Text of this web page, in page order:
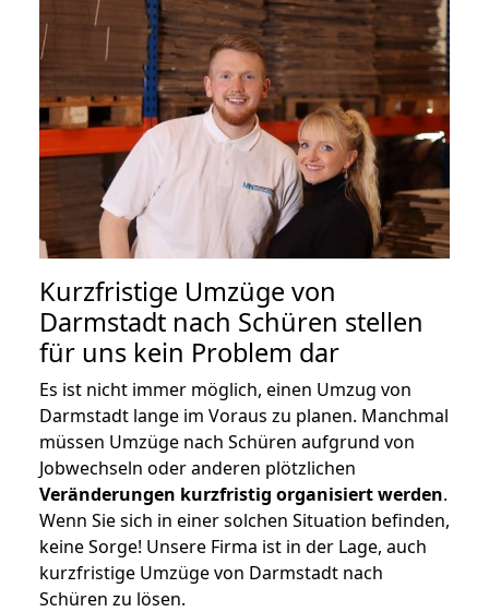
Kurzfristige Umzüge von
Darmstadt nach Schüren stellen
für uns kein Problem dar
Es ist nicht immer möglich, einen Umzug von
Darmstadt lange im Voraus zu planen. Manchmal
müssen Umzüge nach Schüren aufgrund von
Jobwechseln oder anderen plötzlichen
Veränderungen kurzfristig organisiert werden.
Wenn Sie sich in einer solchen Situation befinden,
keine Sorge! Unsere Firma ist in der Lage, auch
kurzfristige Umzüge von Darmstadt nach
Schüren zu lösen.